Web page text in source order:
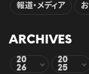
報道・メディア
ARCHIVES
20
26
20
25